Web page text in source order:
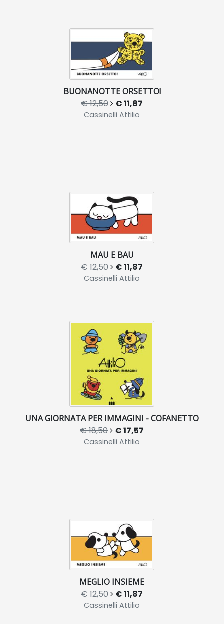
BUONANOTTE ORSETTO!
€ 12,50 € 11,87
Cassinelli Attilio
MAU E BAU
€ 12,50 € 11,87
Cassinelli Attilio
UNA GIORNATA PER IMMAGINI - COFANETTO
€ 18,50 € 17,57
Cassinelli Attilio
MEGLIO INSIEME
€ 12,50 € 11,87
Cassinelli Attilio